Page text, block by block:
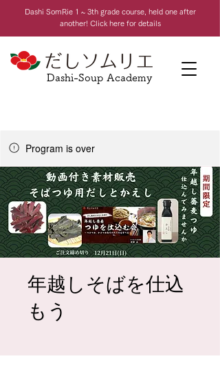
Dashi SomRie 1 ~ 3th grade course, held one after
another! Click here for details
Dashi-Soup Academy
Program is over
年越しそばを仕込
もう